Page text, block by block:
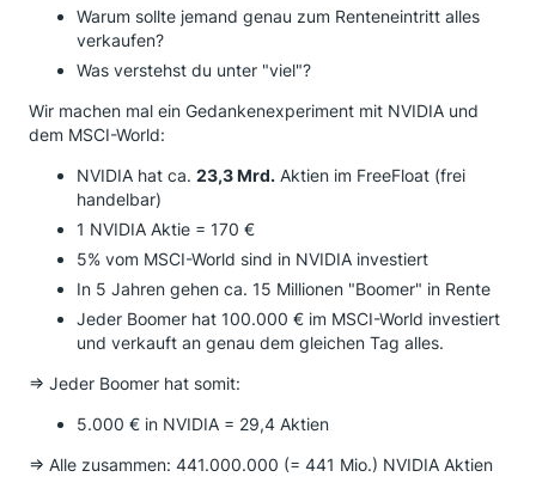
Warum sollte jemand genau zum Renteneintritt alles
verkaufen?
Was verstehst du unter "viel"?
Wir machen mal ein Gedankenexperiment mit NVIDIA und
dem MSCI-World:
NVIDIA hat ca. 23,3 Mrd. Aktien im FreeFloat (frei
handelbar)
1 NVIDIA Aktie = 170 €
5% vom MSCI-World sind in NVIDIA investiert
In 5 Jahren gehen ca. 15 Millionen "Boomer" in Rente
Jeder Boomer hat 100.000 € im MSCI-World investiert
und verkauft an genau dem gleichen Tag alles.
=> Jeder Boomer hat somit:
5.000 € in NVIDIA = 29,4 Aktien
=> Alle zusammen: 441.000.000 (= 441 Mio.) NVIDIA Aktien